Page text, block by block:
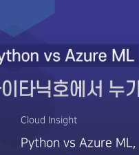
Cloud Insight
Python vs Azure ML,